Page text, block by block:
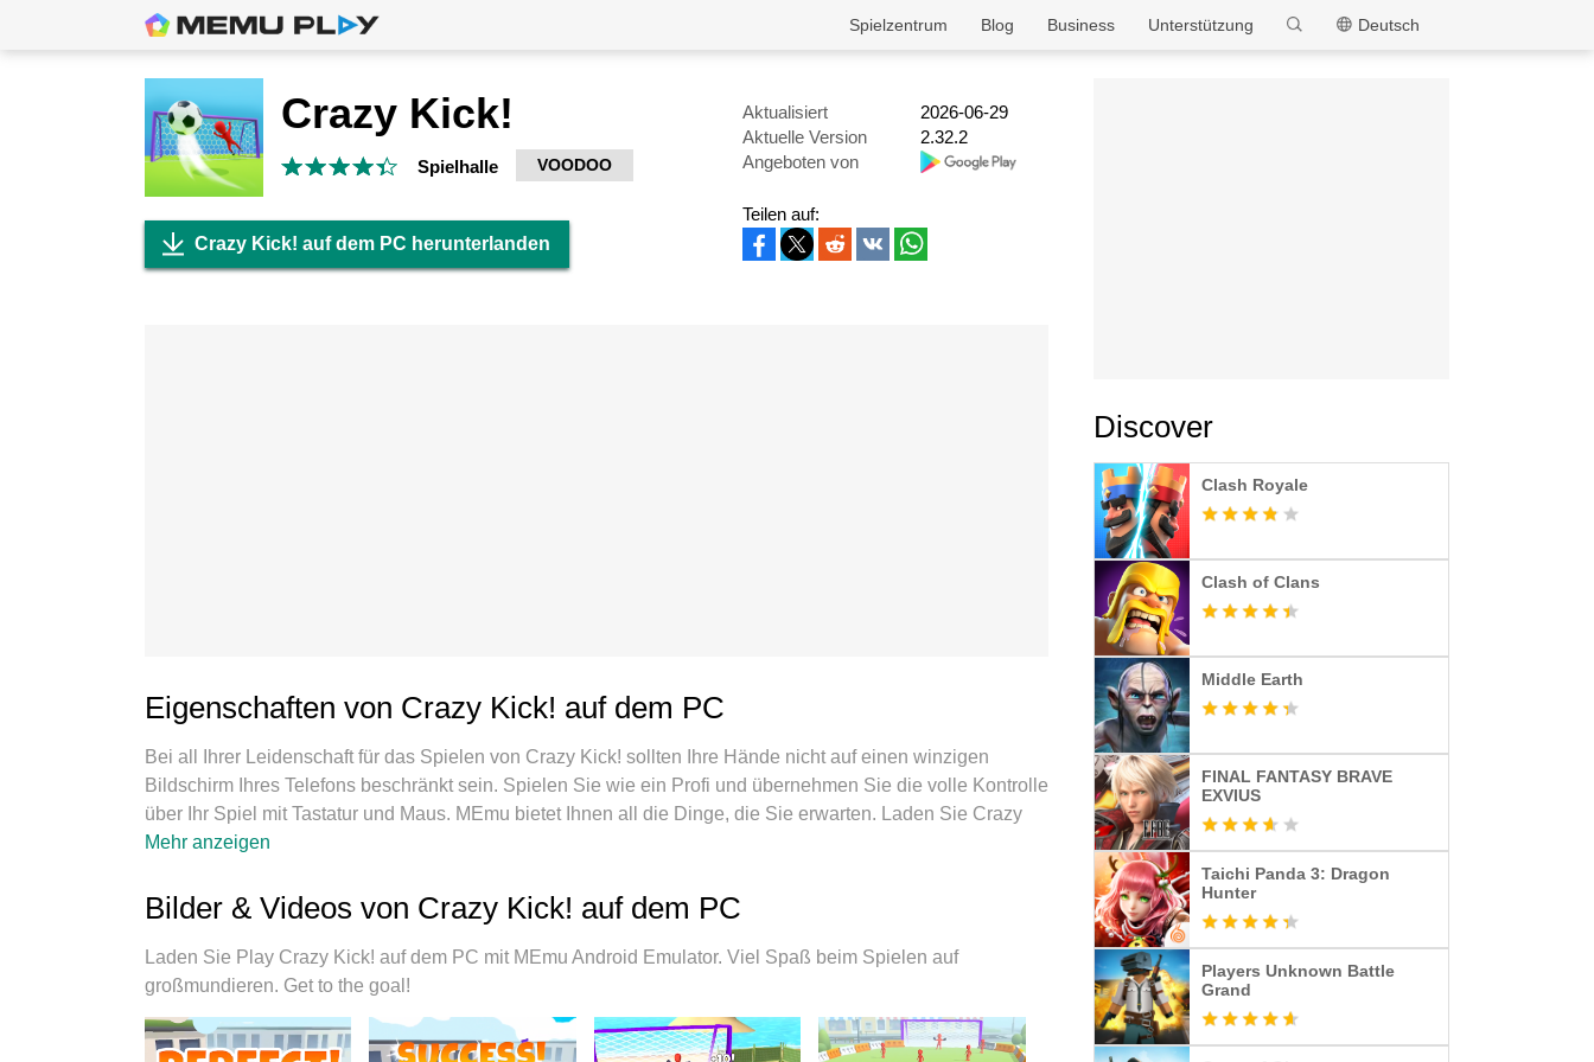
MEmu
Deutsch
Unterstützung
Business
Blog
Spielzentrum
Crazy Kick!
Spielhalle VOODOO
Aktualisiert
2026-06-29
Aktuelle Version
2.32.2
Angeboten von
Crazy Kick! auf dem PC herunterlanden
Teilen auf:
Eigenschaften von Crazy Kick! auf dem PC
Bei all Ihrer Leidenschaft für das Spielen von Crazy Kick! sollten Ihre Hände nicht auf einen winzigen
Bildschirm Ihres Telefons beschränkt sein. Spielen Sie wie ein Profi und übernehmen Sie die volle Kontrolle
über Ihr Spiel mit Tastatur und Maus. MEmu bietet Ihnen all die Dinge, die Sie erwarten. Laden Sie Crazy
Kick! herunter und spielen Sie es auf dem PC. Spielen Sie so lange, wie Sie wollen, ohne Grenzwerte für
dem PC zu spielen. Das exquisite voreingestellte Tastaturbelegungssystem, das mit unserem Fachwissen
vorbereitet wurde, macht Crazy Kick! zu einem echten PC-Spiel. Der MEmu Multi-Instanz-Manager
ermöglicht das Spielen von 2 oder mehr Konten auf demselben Gerät. Und das Wichtigste: Unsere
exklusive Emulations-Engine kann das volle Potenzial Ihres PCs freisetzen und für reibungslose Abläufe
sorgen.
Mehr anzeigen
Bilder & Videos von Crazy Kick! auf dem PC
Laden Sie Play Crazy Kick! auf dem PC mit MEmu Android Emulator. Viel Spaß beim Spielen auf
großmundieren. Get to the goal!
Discover
Clash Royale
Clash of Clans
Middle Earth
FINAL FANTASY BRAVE
EXVIUS
Taichi Panda 3: Dragon
Hunter
Players Unknown Battle
Grand